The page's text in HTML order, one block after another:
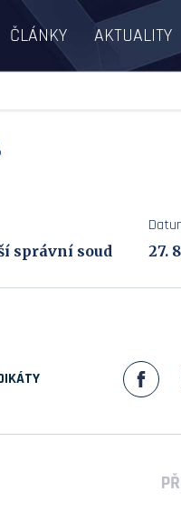
ČLÁNKY AKTUALITY
správní soud 27.